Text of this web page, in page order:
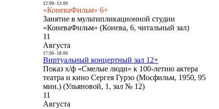
12:00- 13:00
«КоневаФильм» 6+
Занятие в мультипликационной студии
«КоневаФильм» (Конева, 6, читальный зал)
11
Августа
17:00- 18:00
Виртуальный концертный зал 12+
Показ х/ф «Смелые люди» к 100-летию актера
театра и кино Сергея Гурзо (Мосфильм, 1950, 95
мин.) (Ульяновой, 1, зал № 12)
11
Августа